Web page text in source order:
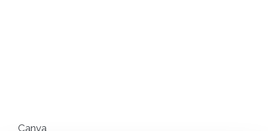
Canva